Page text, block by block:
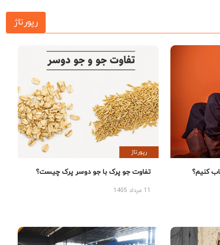
رپورتاژ
کنیم؟
رپورتاژ
تفاوت جو پرک با جو دوسر پرک چیست؟